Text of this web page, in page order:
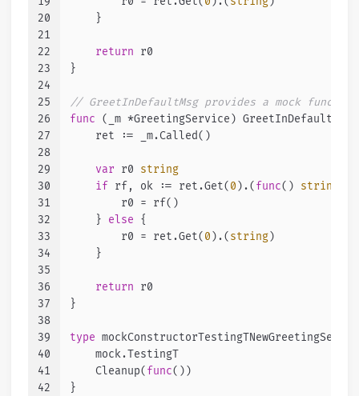
20
21
22
23
24
25
26
27
28
29
30
31
32
33
34
35
36
37
38
39
40
41
42
    }
return r0
}
// GreetInDefaultMsg provides a mock
func
(_m *GreetingService)
    ret := _m.Called()
var r0 string
if rf, ok := ret.Get( 0 ).( func() string
        r0 = rf()
    }
else {
        r0 = ret.Get(
0 ).( string)
    }
return r0
}
type
    mock.TestingT
    Cleanup(
func() )
}